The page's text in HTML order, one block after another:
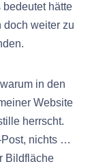
hätte
doch weiter zu
in den
Website
herrscht.
Post, nichts …
Bildfläche